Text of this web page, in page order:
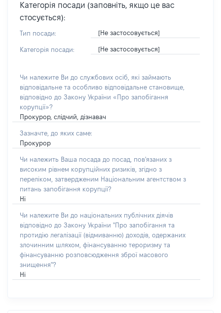
Категорія посади (заповніть, якщо це вас
стосується):
Тип посади: [Не застосовується]
Категорія посади: [Не застосовується]
Чи належите Ви до службових осіб, які займають
відповідальне та особливо відповідальне становище,
відповідно до Закону України «Про запобігання
корупції»?
Прокурор, слідчий, дізнавач
Зазначте, до яких саме:
Прокурор
Чи належить Ваша посада до посад, пов'язаних з
високим рівнем корупційних ризиків, згідно з
переліком, затвердженим Національним агентством з
питань запобігання корупції?
Ні
Чи належите Ви до національних публічних діячів
відповідно до Закону України "Про запобігання та
протидію легалізації (відмиванню) доходів, одержаних
злочинним шляхом, фінансуванню тероризму та
фінансуванню розповсюдження зброї масового
знищення"?
Ні